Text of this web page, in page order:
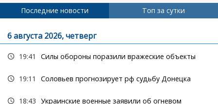
Последние новости Топ за сутки
6 августа 2026, четверг
19:41 Силы обороны поразили вражеские объекты
19:11 Соловьев прогнозирует рф судьбу Донецка
18:43 Украинские военные заявили об огневом